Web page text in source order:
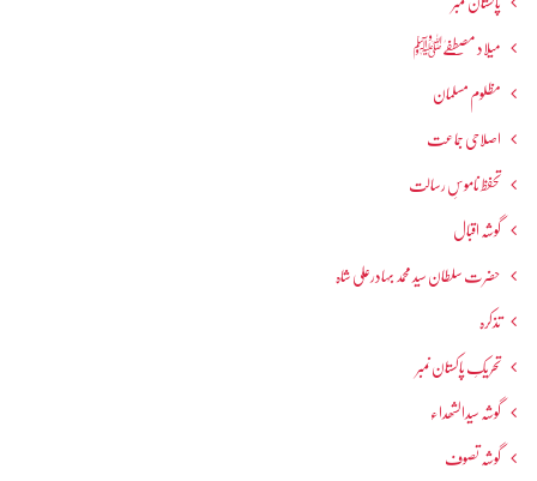
میلاد مصطفےٰﷺ
مظلوم مسلمان
اصلاحی جماعت
تحفظ ناموسِ رسالت
گوشہ اقبال
حضرت سلطان سید محمد بہادرعلی شاہ
تذکرہ
تحریکِ پاکستان نمبر
گوشہ سیدالشھداء
گوشہ تصوف